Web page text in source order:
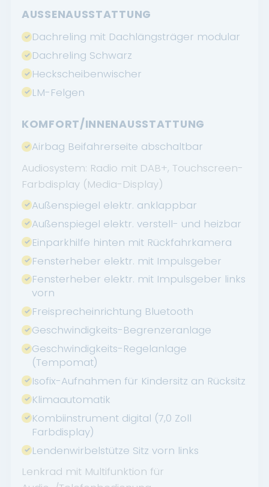
AUSSENAUSSTATTUNG
Dachreling mit Dachlängsträger modular
Dachreling Schwarz
Heckscheibenwischer
LM-Felgen
KOMFORT/INNENAUSSTATTUNG
Airbag Beifahrerseite abschaltbar
Audiosystem: Radio mit DAB+, Touchscreen-
Farbdisplay (Media-Display)
Außenspiegel elektr. anklappbar
Außenspiegel elektr. verstell- und heizbar
Einparkhilfe hinten mit Rückfahrkamera
Fensterheber elektr. mit Impulsgeber
Fensterheber elektr. mit Impulsgeber links
vorn
Freisprecheinrichtung Bluetooth
Geschwindigkeits-Begrenzeranlage
Geschwindigkeits-Regelanlage
(Tempomat)
Isofix-Aufnahmen für Kindersitz an Rücksitz
Klimaautomatik
Kombiinstrument digital (7,0 Zoll
Farbdisplay)
Lendenwirbelstütze Sitz vorn links
Lenkrad mit Multifunktion für